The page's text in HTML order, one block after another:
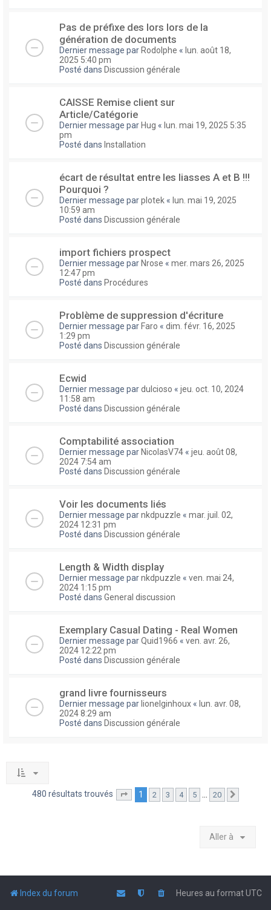
Pas de préfixe des lors lors de la
génération de documents
Dernier message par Rodolphe « lun. août 18,
2025 5:40 pm
Posté dans Discussion générale
CAISSE Remise client sur
Article/Catégorie
Dernier message par Hug « lun. mai 19, 2025 5:35
pm
Posté dans Installation
écart de résultat entre les liasses A et B !!!
Pourquoi ?
Dernier message parplotek « lun. mai 19, 2025
10:59 am
Posté dans Discussion générale
import fichiers prospect
Dernier message par Nrose « mer. mars 26, 2025
12:47 pm
Posté dans Procédures
Problème de suppression d'écriture
Dernier message par Faro « dim. févr. 16, 2025
1:29 pm
Posté dans Discussion générale
Ecwid
Dernier message pardulcioso « jeu. oct. 10, 2024
11:58 am
Posté dans Discussion générale
Comptabilité association
Dernier message par NicolasV74 « jeu. août 08,
2024 7:54 am
Posté dans Discussion générale
Voir les documents liés
Dernier message parnkdpuzzle « mar. juil. 02,
2024 12:31 pm
Posté dans Discussion générale
Length & Width display
Dernier message parnkdpuzzle « ven. mai 24,
2024 1:15 pm
Posté dans General discussion
Exemplary Сasual Dating - Real Women
Dernier message parQuid1966 « ven. avr. 26,
2024 12:22 pm
Posté dans Discussion générale
grand livre fournisseurs
Dernier message par lionelginhoux « lun. avr. 08,
2024 8:29 am
Posté dans Discussion générale
480 résultats trouvés Page sur20
1 2 3 4 5 … 20
Aller à
Index du forum Heures au formatUTC